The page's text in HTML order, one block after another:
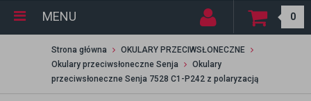
MENU 0
Strona główna
OKULARY PRZECIWSŁONECZNE
Okulary przeciwsłoneczne Senja
Okulary
przeciwsłoneczne Senja 7528 C1-P242 z polaryzacją